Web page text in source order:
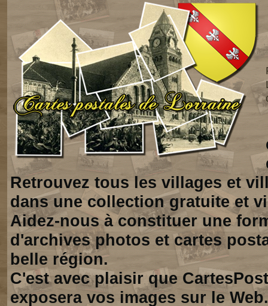
Retrouvez tous les villages et
dans une collection gratuite et
Aidez-nous à constituer une
d'archives photos et cartes
belle région.
C'est avec plaisir que
exposera vos images sur le Web.